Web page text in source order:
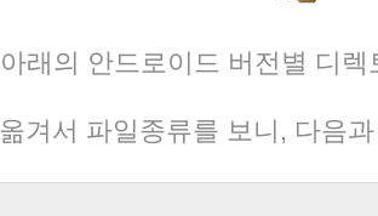
래의 안드로이드 버전별 디
겨서 파일종류를 보니, 다음